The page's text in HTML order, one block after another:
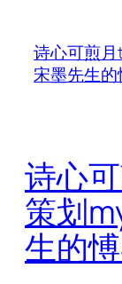
诗心可煎
宋墨先生的
诗心
策划
生的